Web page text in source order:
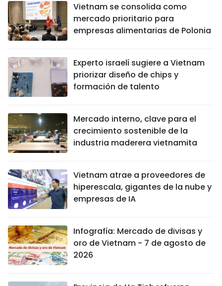
Vietnam se consolida como
mercado prioritario para
empresas alimentarias de Polonia
Experto israelí sugiere a Vietnam
priorizar diseño de chips y
formación de talento
Mercado interno, clave para el
crecimiento sostenible de la
industria maderera vietnamita
Vietnam atrae a proveedores de
hiperescala, gigantes de la nube y
empresas de IA
Infografía: Mercado de divisas y
oro de Vietnam - 7 de agosto de
2026